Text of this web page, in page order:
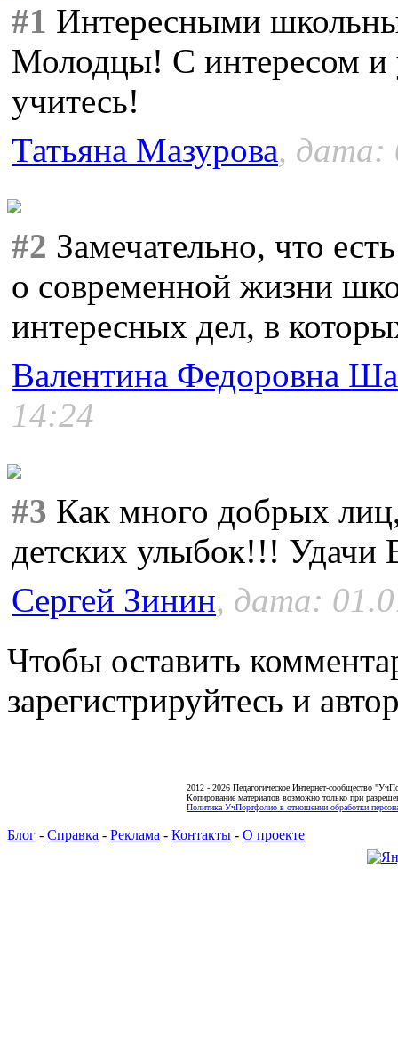
#1 Интересными
Молодцы! С интересом и
учитесь!
Татьяна Мазурова, дата:
#2 Замечательно, что
о современной жизни
интересных дел, в
Валентина Федоровна
14:24
#3 Как много добрых
детских улыбок!!! Удачи
Сергей Зинин, дата:
Чтобы оставить
зарегистрируйтесь и
2012 - 2026 Педагогическое Интернет-сообщество
Копирование материалов возможно только при
Политика УчПортфолио в отношении обработки
Блог - Справка - Реклама - Контакты - О проекте